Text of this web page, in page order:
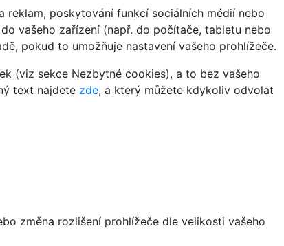
reklam, poskytování funkcí sociálních médií nebo
vašeho zařízení (např. do počítače, tabletu nebo
pokud to umožňuje nastavení vašeho prohlížeče.
(viz sekce Nezbytné cookies), a to bez vašeho
text najdete zde, a který můžete kdykoliv odvolat
změna rozlišení prohlížeče dle velikosti vašeho